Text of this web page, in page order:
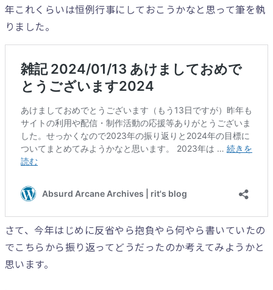
年これくらいは恒例行事にしておこうかなと思って筆を執
りました。
さて、今年はじめに反省やら抱負やら何やら書いていたの
でこちらから振り返ってどうだったのか考えてみようかと
思います。